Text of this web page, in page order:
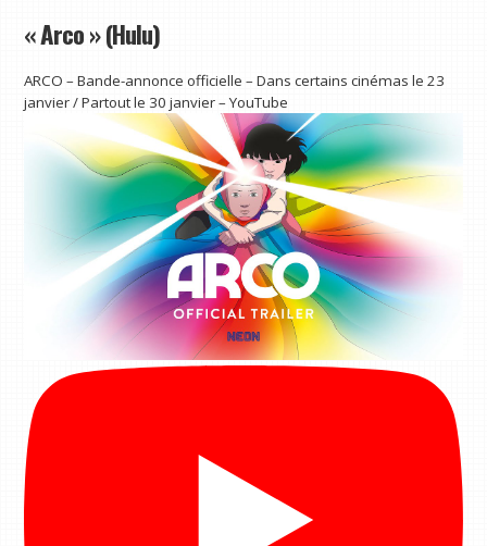
« Arco » (Hulu)
ARCO – Bande-annonce officielle – Dans certains cinémas le 23
janvier / Partout le 30 janvier – YouTube